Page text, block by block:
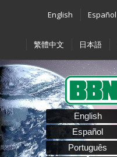
English Español
繁體中文 日本語
English
Español
Português